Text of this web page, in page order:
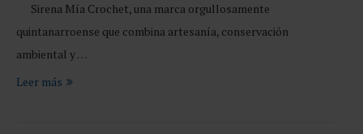
Sirena Mía Crochet, una marca orgullosamente
quintanarroense que combina artesanía, conservación
ambiental y …
Leer más